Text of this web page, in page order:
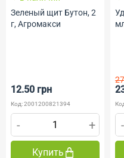
Зеленый щит Бутон, 2
г, Агромакси
12.50 грн
Код: 2001200821394
- +
Купить
-